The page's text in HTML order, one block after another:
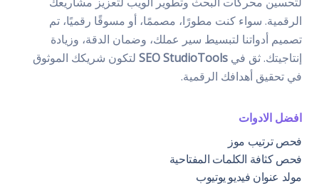
الرقمية. سواء كنت مطورًا، مصممًا، أو مسوقًا رقميًا، تم
تصميم أدواتنا لتبسيط سير عملك، وضمان الدقة، وزيادة
إنتاجيتك. ثق في SEO StudioTools لتكون شريكك الموثوق
في تحقيق أهدافك الرقمية.
افضل الادوات
فحص ترتيب موز
فحص كثافة الكلمات المفتاحية
مولد عنوان فيديو يوتيوب